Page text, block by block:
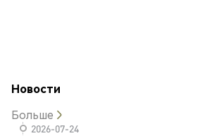
Новости
Больше
2026-07-24